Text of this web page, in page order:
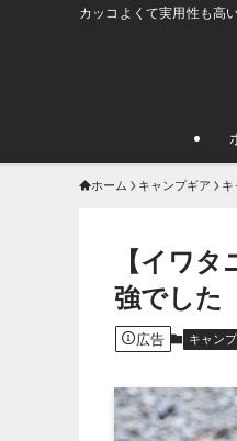
カッコよくて実用性も高
ホーム キャンプギア キ
【イワ
強でした
広告 キャン